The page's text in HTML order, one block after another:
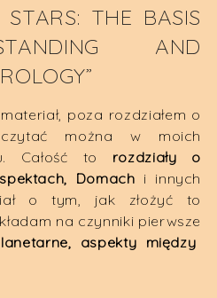
STARS: THE BASIS
AND
poza rozdziałem o
można w moich
Całość to rozdziały o
Domach i innych
o tym, jak złożyć to
na czynniki pierwsze
aspekty między